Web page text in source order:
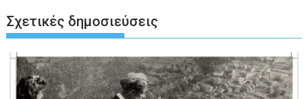
Σχετικές δημοσιεύσεις